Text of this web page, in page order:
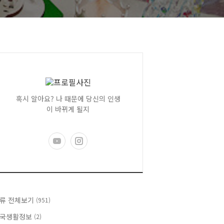
혹시 알아요? 나 때문에 당신의 인생
이 바뀌게 될지
전체보기 (951)
생활정보 (2)